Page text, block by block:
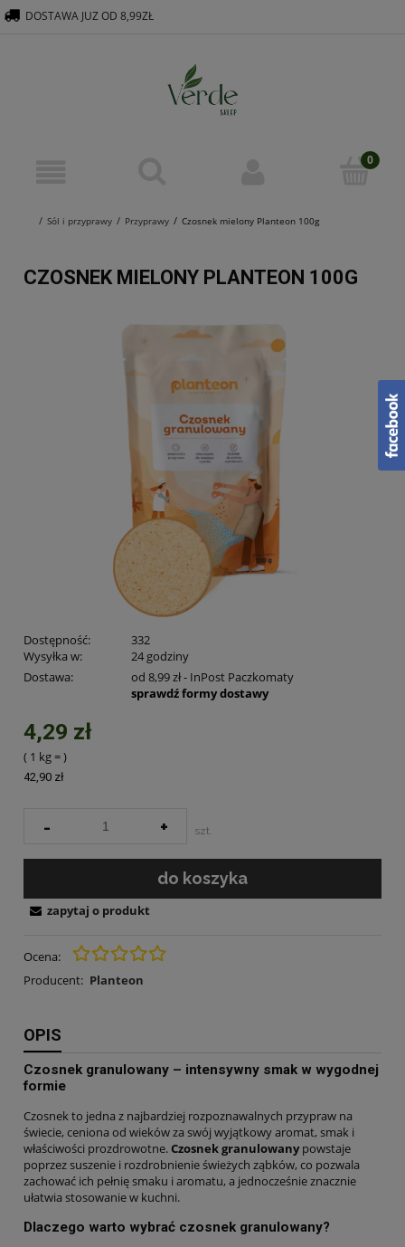
Sól i przyprawy Przyprawy Czosnek mielony Planteon 100g
DOSTAWA JUZ OD 8,99ZŁ
CZOSNEK MIELONY PLANTEON 100G
Dostępność:
332
Wysyłka w:
24 godziny
Dostawa:
od 8,99 zł- InPost Paczkomaty
sprawdź formy dostawy
4,29 zł
( 1 kg=
42,90 zł
)
- + szt.
do koszyka
Ocena:
Producent: Planteon
zapytaj o produkt
OPIS
Czosnek granulowany – intensywny smak w wygodnej
formie
Czosnek to jedna z najbardziej rozpoznawalnych przypraw na
świecie, ceniona od wieków za swój wyjątkowy aromat, smak i
właściwości prozdrowotne.Czosnek granulowanypowstaje
poprzez suszenie i rozdrobnienie świeżych ząbków, co pozwala
zachować ich pełnię smaku i aromatu, a jednocześnie znacznie
ułatwia stosowanie w kuchni.
Dlaczego warto wybrać czosnek granulowany?